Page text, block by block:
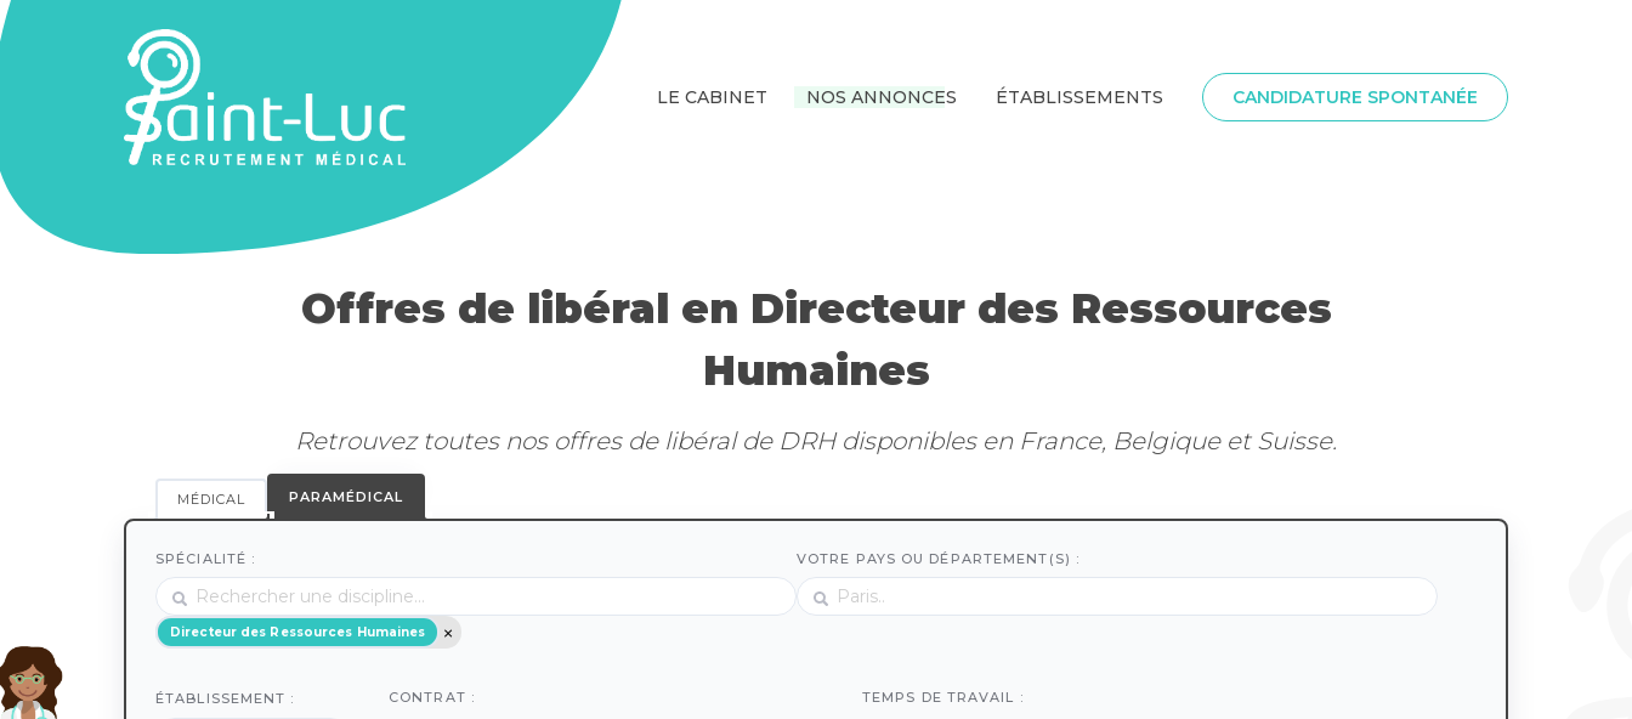
LE CABINET NOS ANNONCES ÉTABLISSEMENTS CANDIDATURE SPONTANÉE
Offres de libéral en Directeur des Ressources
Humaines
Retrouvez toutes nos offres de libéral de DRH disponibles en France, Belgique et Suisse.
MÉDICAL PARAMÉDICAL
SPÉCIALITÉ :
Directeur des Ressources Humaines
VOTRE PAYS OU DÉPARTEMENT(S) :
ÉTABLISSEMENT : CONTRAT : TEMPS DE TRAVAIL :